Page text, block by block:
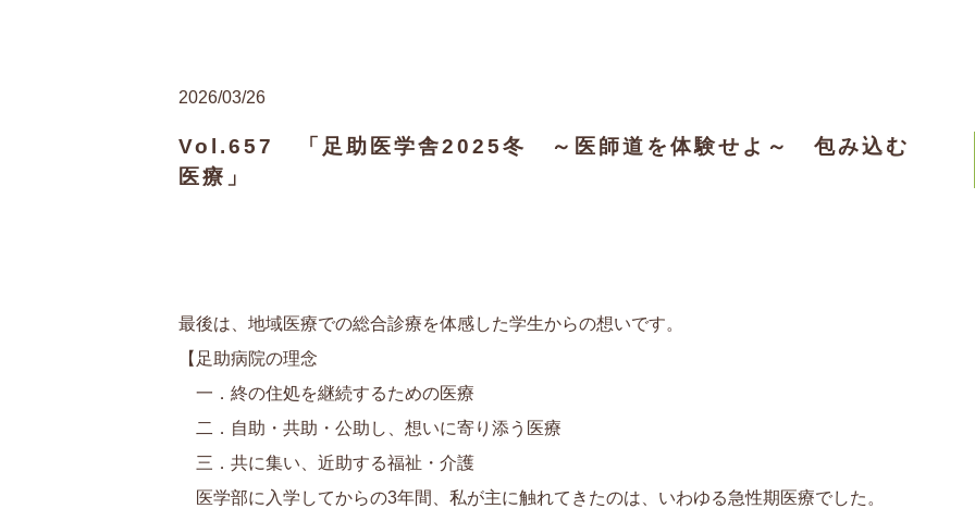
2026/03/26
Vol.657 「足助医学舎2025冬 ～医師道を体験せよ～ 包み込む
医療」
最後は、地域医療での総合診療を体感した学生からの想いです。
【足助病院の理念
一．終の住処を継続するための医療
二．自助・共助・公助し、想いに寄り添う医療
三．共に集い、近助する福祉・介護
医学部に入学してからの3年間、私が主に触れてきたのは、いわゆる急性期医療でした。